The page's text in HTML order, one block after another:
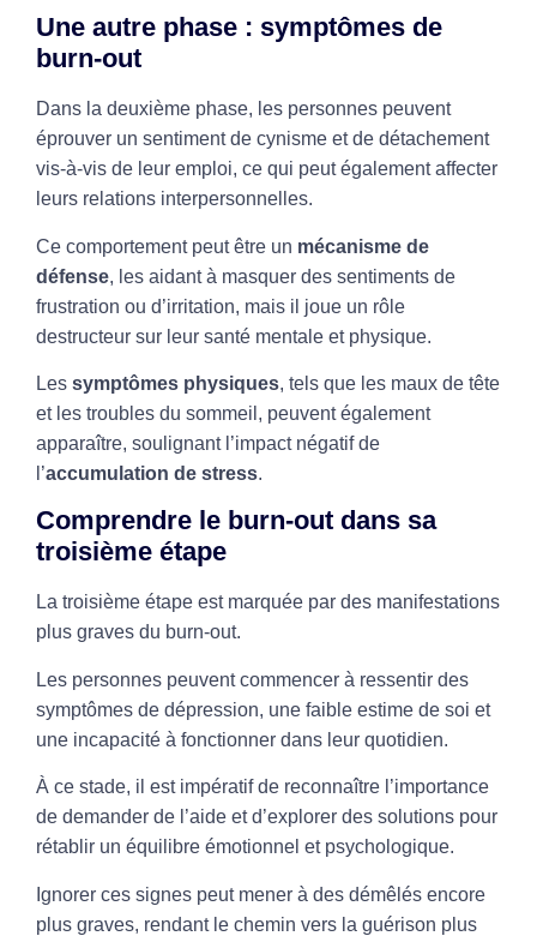
Une autre phase : symptômes de
burn-out
Dans la deuxième phase, les personnes peuvent
éprouver un sentiment de cynisme et de détachement
vis-à-vis de leur emploi, ce qui peut également affecter
leurs relations interpersonnelles.
Ce comportement peut être un mécanisme de
défense, les aidant à masquer des sentiments de
frustration ou d’irritation, mais il joue un rôle
destructeur sur leur santé mentale et physique.
Les symptômes physiques, tels que les maux de tête
et les troubles du sommeil, peuvent également
apparaître, soulignant l’impact négatif de
l’accumulation de stress.
Comprendre le burn-out dans sa
troisième étape
La troisième étape est marquée par des manifestations
plus graves du burn-out.
Les personnes peuvent commencer à ressentir des
symptômes de dépression, une faible estime de soi et
une incapacité à fonctionner dans leur quotidien.
À ce stade, il est impératif de reconnaître l’importance
de demander de l’aide et d’explorer des solutions pour
rétablir un équilibre émotionnel et psychologique.
Ignorer ces signes peut mener à des démêlés encore
plus graves, rendant le chemin vers la guérison plus